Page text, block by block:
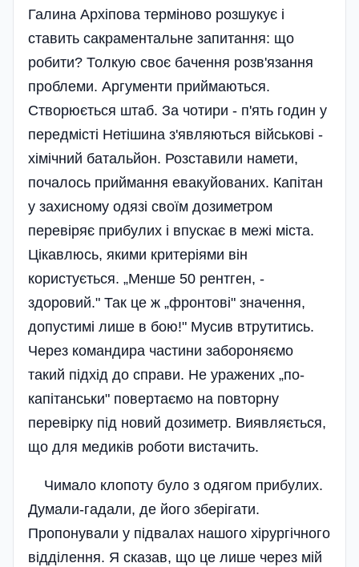
Галина Архіпова терміново розшукує і
ставить сакраментальне запитання: що
робити? Толкую своє бачення розв'язання
проблеми. Аргументи приймаються.
Створюється штаб. За чотири - п'ять годин у
передмісті Нетішина з'являються військові -
хімічний батальйон. Розставили намети,
почалось приймання евакуйованих. Капітан
у захисному одязі своїм дозиметром
перевіряє прибулих і впускає в межі міста.
Цікавлюсь, якими критеріями він
користується. „Менше 50 рентген, -
здоровий." Так це ж „фронтові" значення,
допустимі лише в бою!" Мусив втрутитись.
Через командира частини забороняємо
такий підхід до справи. Не уражених „по-
капітанськи" повертаємо на повторну
перевірку під новий дозиметр. Виявляється,
що для медиків роботи вистачить.
Чимало клопоту було з одягом прибулих.
Думали-гадали, де його зберігати.
Пропонували у підвалах нашого хірургічного
відділення. Я сказав, що це лише через мій